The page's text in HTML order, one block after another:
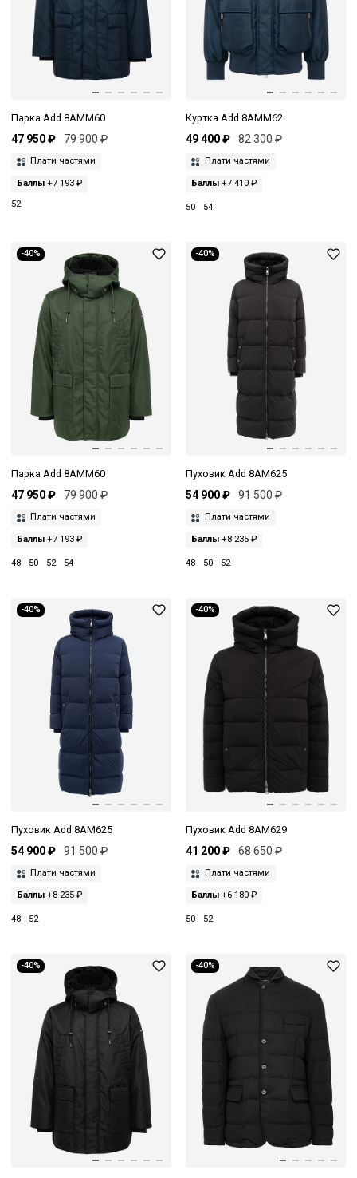
Парка Add 8AMM60
47 950 ₽ 79 900 ₽
Плати частями
Баллы +7 193 ₽
52
Куртка Add 8AMM62
49 400 ₽ 82 300 ₽
Плати частями
Баллы+7 410 ₽
50 54
-40%
Парка Add 8AMM60
47 950 ₽ 79 900 ₽
Плати частями
Баллы +7 193 ₽
48 50 52 54
-40%
Пуховик Add 8AM625
54 900 ₽ 91 500 ₽
Плати частями
Баллы+8 235 ₽
48 50 52
-40%
Пуховик Add 8AM625
54 900 ₽ 91 500 ₽
Плати частями
Баллы +8 235 ₽
48 52
-40%
Пуховик Add 8AM629
41 200 ₽ 68 650 ₽
Плати частями
Баллы+6 180 ₽
50 52
-40% -40%